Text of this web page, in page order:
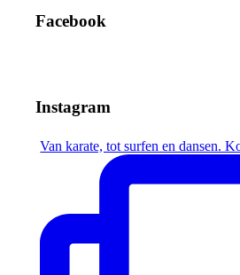
Facebook
Instagram
Van karate, tot surfen en dansen.